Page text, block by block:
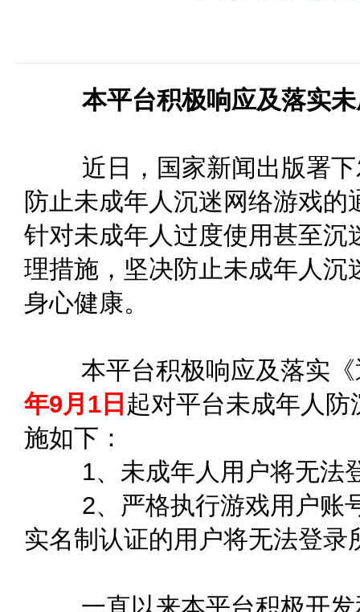
本平台积极响应及落实
近日，国家新闻出版署下
防止未成年人沉迷网络游戏
针对未成年人过度使用甚至
理措施，坚决防止未成年人
身心健康。
本平台积极响应及落实《
年9月1日 起对平台未成年人
施如下：
1、未成年人用户将无法登
2、 严格执行游戏用户账
实名制认证的用户将无法登录